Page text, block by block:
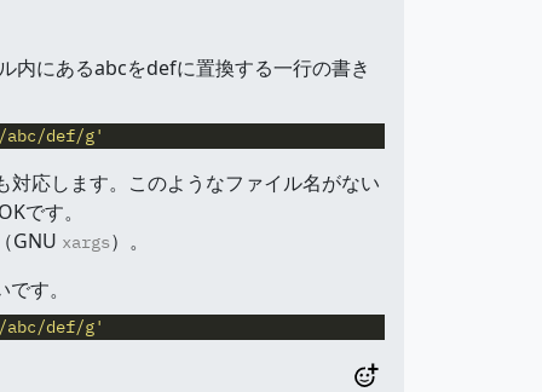
内にあるabcをdefに置換する一行の書き
def/g'
応します。このようなファイル名がない
です。
GNU xargs）。
す。
def/g'